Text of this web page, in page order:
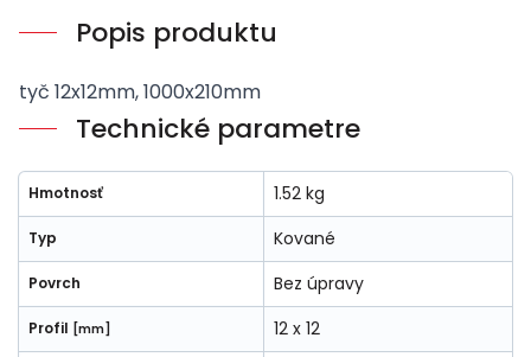
Popis produktu
tyč 12x12mm, 1000x210mm
Technické parametre
Hmotnosť 1.52 kg
Typ Kované
Povrch Bez úpravy
Profil [mm] 12 x 12